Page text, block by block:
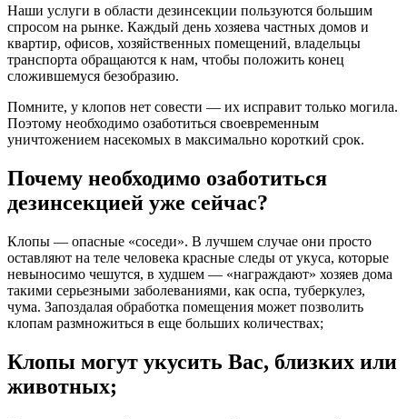
Наши услуги в области дезинсекции пользуются большим
спросом на рынке. Каждый день хозяева частных домов и
квартир, офисов, хозяйственных помещений, владельцы
транспорта обращаются к нам, чтобы положить конец
сложившемуся безобразию.
Помните, у клопов нет совести — их исправит только могила.
Поэтому необходимо озаботиться своевременным
уничтожением насекомых в максимально короткий срок.
Почему необходимо озаботиться
дезинсекцией уже сейчас?
Клопы — опасные «соседи». В лучшем случае они просто
оставляют на теле человека красные следы от укуса, которые
невыносимо чешутся, в худшем — «награждают» хозяев дома
такими серьезными заболеваниями, как оспа, туберкулез,
чума. Запоздалая обработка помещения может позволить
клопам размножиться в еще больших количествах;
Клопы могут укусить Вас, близких или
животных;